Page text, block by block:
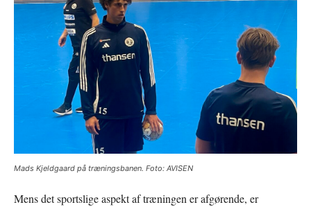
Mads Kjeldgaard på træningsbanen. Foto: AVISEN
Mens det sportslige aspekt af træningen er afgørende, er